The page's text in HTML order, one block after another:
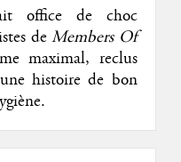
office de choc
deMembers Of
maximal, reclus
histoire de bon